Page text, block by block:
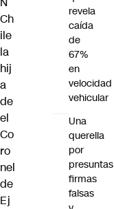
Ch
ile
la
hij
a
de
el
Co
ro
nel
de
Ej
revela
caída
de
67%
en
velocidad
vehicular
Una
querella
por
presuntas
firmas
falsas